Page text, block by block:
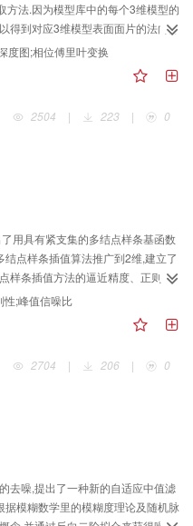
方法.因为模型库中的每个3维模型的
得到对应3维模型表面面片的法向方
模型通过主元分析方法还可得到一
所以可通过与模型库的多视点统计直
配和检索.实验表明,该方法对模型
变性,这就很好地解决了3维统计特
型的粗分类.
度图;相位傅里叶变换
2504
| 223 | 0
用具有紧支集的多结点样条基函数
点样条插值算法推广到2维,建立了
样条插值方法的逼近精度、正则
则性、插值核函数频域特性的比较
法,实验结果也证实了用多结点样条
性;峰值信噪比
2704
| 206 | 0
去噪,提出了一种新的自适应中值滤
模糊数学里的模糊度理论及随机脉